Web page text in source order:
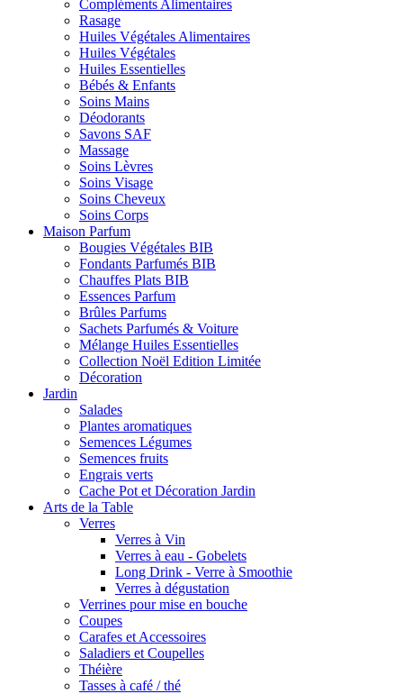
Compléments Alimentaires
Rasage
Huiles Végétales Alimentaires
Huiles Végétales
Huiles Essentielles
Bébés & Enfants
Soins Mains
Déodorants
Savons SAF
Massage
Soins Lèvres
Soins Visage
Soins Cheveux
Soins Corps
Maison Parfum
Bougies Végétales BIB
Fondants Parfumés BIB
Chauffes Plats BIB
Essences Parfum
Brûles Parfums
Sachets Parfumés & Voiture
Mélange Huiles Essentielles
Collection Noël Edition Limitée
Décoration
Jardin
Salades
Plantes aromatiques
Semences Légumes
Semences fruits
Engrais verts
Cache Pot et Décoration Jardin
Arts de la Table
Verres
Verres à Vin
Verres à eau - Gobelets
Long Drink - Verre à Smoothie
Verres à dégustation
Verrines pour mise en bouche
Coupes
Carafes et Accessoires
Saladiers et Coupelles
Théière
Tasses à café / thé